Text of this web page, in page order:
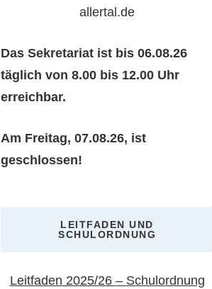
allertal.de
Das Sekretariat ist bis 06.08.26
täglich von 8.00 bis 12.00 Uhr
erreichbar.
Am Freitag, 07.08.26, ist
geschlossen!
LEITFADEN UND
SCHULORDNUNG
Leitfaden 2025/26 – Schulordnung